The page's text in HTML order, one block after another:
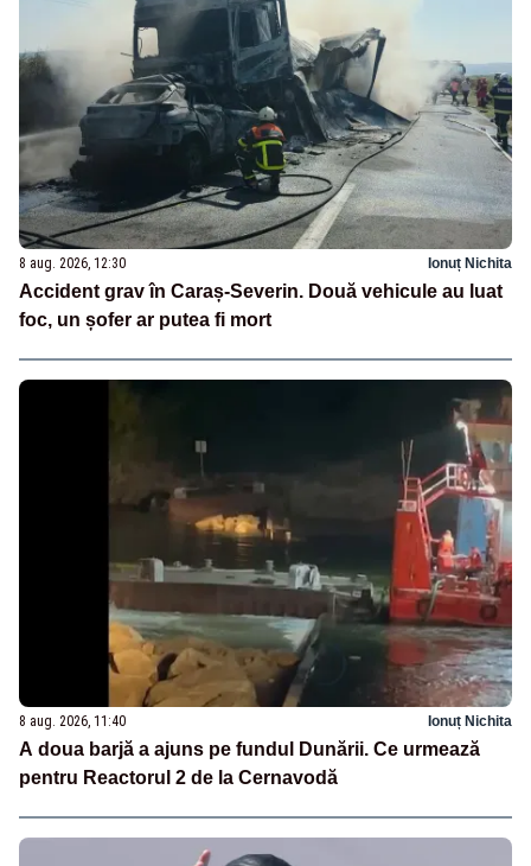
8 aug. 2026, 12:30 Ionuț Nichita
Accident grav în Caraș-Severin. Două vehicule au luat
foc, un șofer ar putea fi mort
8 aug. 2026, 11:40 Ionuț Nichita
A doua barjă a ajuns pe fundul Dunării. Ce urmează
pentru Reactorul 2 de la Cernavodă